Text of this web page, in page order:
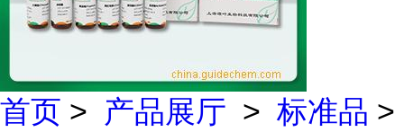
首页 > 产品展厅 > 标准品 >